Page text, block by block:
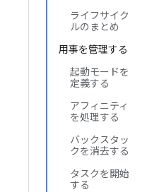
ライフサイク
ルのまとめ
用事を管理する
起動モードを
定義する
アフィニティ
を処理する
バックスタッ
クを消去する
タスクを開始
する